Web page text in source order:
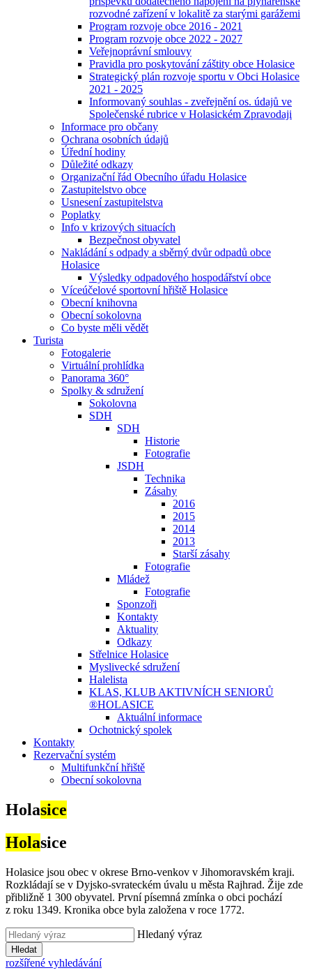
rozvodné zařízení v lokalitě za starými garážemi
Program rozvoje obce 2016 - 2021
Program rozvoje obce 2022 - 2027
Veřejnoprávní smlouvy
Pravidla pro poskytování záštity obce Holasice
Strategický plán rozvoje sportu v Obci Holasice
2021 - 2025
Informovaný souhlas - zveřejnění os. údajů ve
Společenské rubrice v Holasickém Zpravodaji
Informace pro občany
Ochrana osobních údajů
Úřední hodiny
Důležité odkazy
Organizační řád Obecního úřadu Holasice
Zastupitelstvo obce
Usnesení zastupitelstva
Poplatky
Info v krizových situacích
Bezpečnost obyvatel
Nakládání s odpady a sběrný dvůr odpadů obce
Holasice
Výsledky odpadového hospodářství obce
Víceúčelové sportovní hřiště Holasice
Obecní knihovna
Obecní sokolovna
Co byste měli vědět
Turista
Fotogalerie
Virtuální prohlídka
Panorama 360°
Spolky & sdružení
Sokolovna
SDH
SDH
Historie
Fotografie
JSDH
Technika
Zásahy
2016
2015
2014
2013
Starší zásahy
Fotografie
Mládež
Fotografie
Sponzoři
Kontakty
Aktuality
Odkazy
Střelnice Holasice
Myslivecké sdružení
Halelista
KLAS, KLUB AKTIVNÍCH SENIORŮ
®HOLASICE
Aktuální informace
Ochotnický spolek
Kontakty
Rezervační systém
Multifunkční hřiště
Obecní sokolovna
Holasice
Holasice
Holasice jsou obec v okrese Brno-venkov v Jihomoravském kraji.
Rozkládají se v Dyjsko-svrateckém úvalu u města Rajhrad. Žije zde
přibližně 1 300 obyvatel. První písemná zmínka o obci pochází
z roku 1349. Kronika obce byla založena v roce 1772.
Hledaný výraz
Hledat
rozšířené vyhledávání